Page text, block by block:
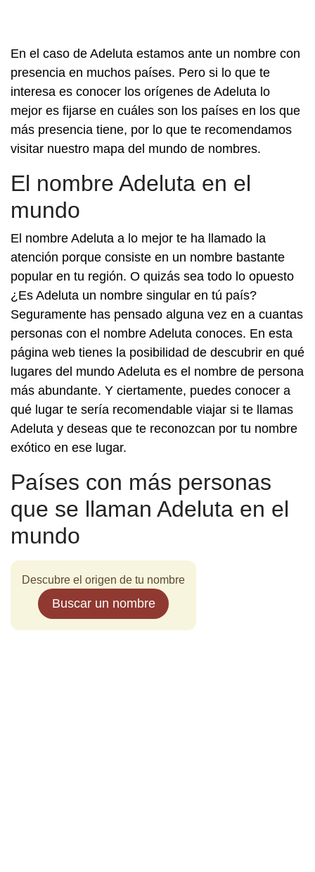
En el caso de Adeluta estamos ante un nombre con
presencia en muchos países. Pero si lo que te
interesa es conocer los orígenes de Adeluta lo
mejor es fijarse en cuáles son los países en los que
más presencia tiene, por lo que te recomendamos
visitar nuestro mapa del mundo de nombres.
El nombre Adeluta en el
mundo
El nombre Adeluta a lo mejor te ha llamado la
atención porque consiste en un nombre bastante
popular en tu región. O quizás sea todo lo opuesto
¿Es Adeluta un nombre singular en tú país?
Seguramente has pensado alguna vez en a cuantas
personas con el nombre Adeluta conoces. En esta
página web tienes la posibilidad de descubrir en qué
lugares del mundo Adeluta es el nombre de persona
más abundante. Y ciertamente, puedes conocer a
qué lugar te sería recomendable viajar si te llamas
Adeluta y deseas que te reconozcan por tu nombre
exótico en ese lugar.
Países con más personas
que se llaman Adeluta en el
mundo
Descubre el origen de tu nombre
Buscar un nombre